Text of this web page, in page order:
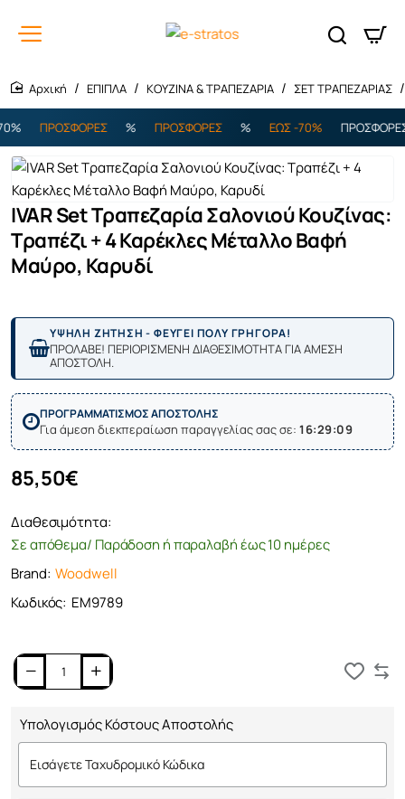
ΕΠΙΠΛΑ ΚΟΥΖΙΝΑ & ΤΡΑΠΕΖΑΡΙΑ ΣΕΤ ΤΡΑΠΕΖΑΡΙΑΣ
ΠΡΟΣΦΟΡΕΣ ΠΡΟΣΦΟΡΕΣ ΕΩΣ -70% ΠΡΟΣΦΟΡΕΣ
IVAR Set Τραπεζαρία Σαλονιού Κουζίνας:
Τραπέζι + 4 Καρέκλες Μέταλλο Βαφή
Μαύρο, Καρυδί
ΥΨΗΛΗ ΖΗΤΗΣΗ - ΦΕΥΓΕΙ ΠΟΛΥ ΓΡΗΓΟΡΑ!
ΠΡΟΛΑΒΕ! ΠΕΡΙΟΡΙΣΜΕΝΗ ΔΙΑΘΕΣΙΜΟΤΗΤΑ ΓΙΑ ΑΜΕΣΗ
ΑΠΟΣΤΟΛΗ.
ΠΡΟΓΡΑΜΜΑΤΙΣΜΟΣ ΑΠΟΣΤΟΛΗΣ
Για άμεση διεκπεραίωση παραγγελίας σας σε: 16:29:09
Διαθεσιμότητα:
Σε απόθεμα/ Παράδοση ή παραλαβή έως 10 ημέρες
Brand: Woodwell
Κωδικός: ΕΜ9789
85,50€
Υπολογισμός Κόστους Αποστολής